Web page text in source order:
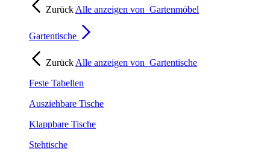
Zurück Alle anzeigen von Gartenmöbel
Gartentische
Zurück Alle anzeigen von Gartentische
Feste Tabellen
Ausziehbare Tische
Klappbare Tische
Stehtische